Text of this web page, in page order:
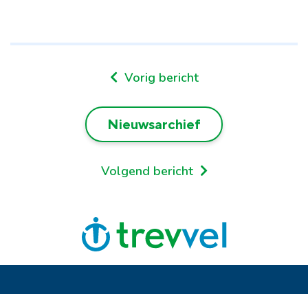
Vorig bericht
Nieuwsarchief
Volgend bericht